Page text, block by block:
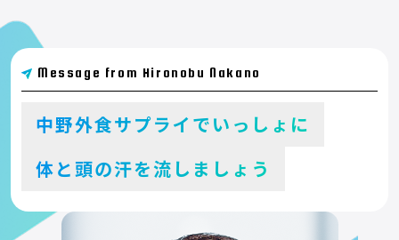
Message from Hironobu Nakano
中野外食サプライでいっしょに
体と頭の汗を流しましょう